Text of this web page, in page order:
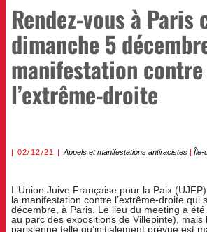
Rendez-vous à Paris
dimanche 5
manifestation contre
l’extrême-droite
02/12/21 Appels et manifestations antiracistes| Île-
L’Union Juive Française pour la Paix
la manifestation contre l’extrême-droite qui
décembre, à Paris. Le lieu du meeting a
au parc des expositions de Villepinte), mais
parisienne telle qu’initialement prévue est